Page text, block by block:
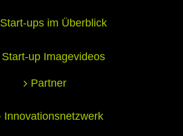
Start-ups im Überblick
Start-up Imagevideos
Partner
Innovationsnetzwerk